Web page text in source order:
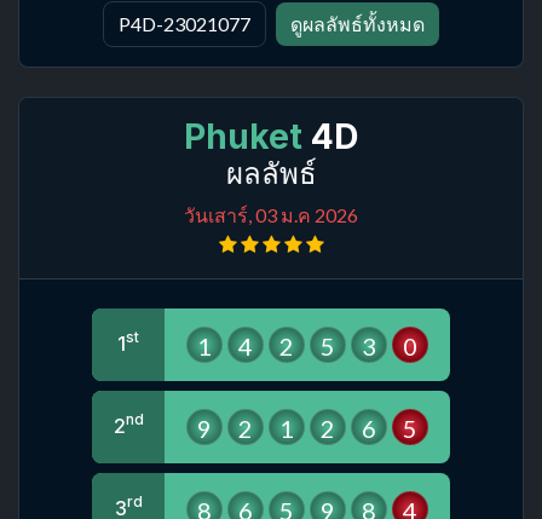
P4D-23021077 ดูผลลัพธ์ทั้งหมด
Phuket 4D
ผลลัพธ์
วันเสาร์, 03 ม.ค 2026
1st 1 4 2 5 3 0
2nd 9 2 1 2 6 5
3rd 8 6 5 9 8 4